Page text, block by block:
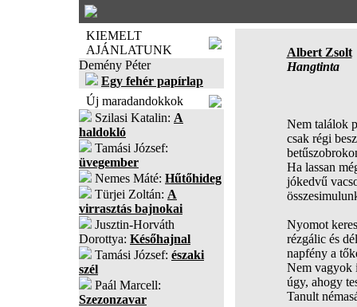
KIEMELT
AJÁNLATUNK
Demény Péter
Egy fehér papírlap
Új maradandokkok
Szilasi Katalin: A
haldokló
Tamási József:
üvegember
Nemes Máté: Hűtőhideg
Türjei Zoltán: A
virrasztás bajnokai
Jusztin-Horváth
Dorottya: Későhajnal
Tamási József: északi
szél
Paál Marcell:
Szezonzavar
Albert Zsolt
Hangtinta
Nem találok
csak régi
Ha lassan
jókedvű
Nyomot
rézgálic és
napfény a
Nem vagyok
úgy, ahogy
Tanult